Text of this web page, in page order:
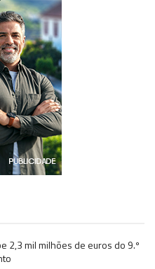
2,3 mil milhões de euros do 9.º